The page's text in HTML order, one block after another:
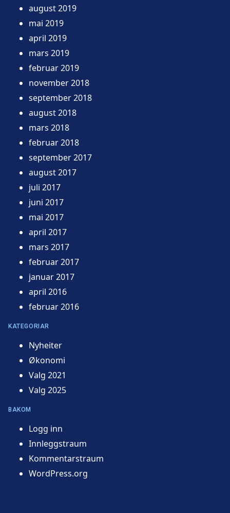
august 2019
mai 2019
april 2019
mars 2019
februar 2019
november 2018
september 2018
august 2018
mars 2018
februar 2018
september 2017
august 2017
juli 2017
juni 2017
mai 2017
april 2017
mars 2017
februar 2017
januar 2017
april 2016
februar 2016
KATEGORIAR
Nyheiter
Økonomi
Valg 2021
Valg 2025
BAKOM
Logg inn
Innleggstraum
Kommentarstraum
WordPress.org